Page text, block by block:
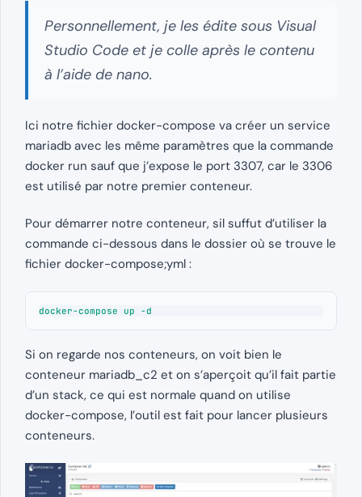
Personnellement, je les édite sous Visual
Studio Code et je colle après le contenu
à l’aide de nano.
Ici notre fichier docker-compose va créer un service
mariadb avec les même paramètres que la commande
docker run sauf que j’expose le port 3307, car le 3306
est utilisé par notre premier conteneur.
Pour démarrer notre conteneur, sil suffut d’utiliser la
commande ci-dessous dans le dossier où se trouve le
fichier docker-compose;yml :
docker-compose up -d
Si on regarde nos conteneurs, on voit bien le
conteneur mariadb_c2 et on s’aperçoit qu’il fait partie
d’un stack, ce qui est normale quand on utilise
docker-compose, l’outil est fait pour lancer plusieurs
conteneurs.